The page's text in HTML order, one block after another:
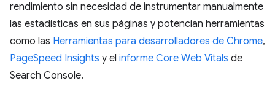
rendimiento sin necesidad de instrumentar manualmente
las estadísticas en sus páginas y potencian herramientas
como las Herramientas para desarrolladores de Chrome,
PageSpeed Insights y el informe Core Web Vitals de
Search Console.